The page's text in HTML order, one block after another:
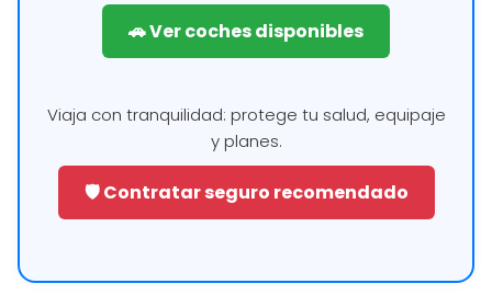
🚗 Ver coches disponibles
Viaja con tranquilidad: protege tu salud, equipaje
y planes.
🛡️ Contratar seguro recomendado